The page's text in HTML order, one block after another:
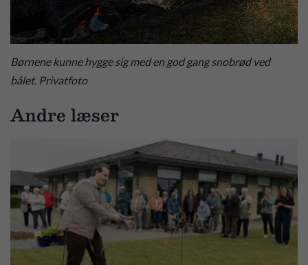
Børnene kunne hygge sig med en god gang snobrød ved
bålet. Privatfoto
Andre læser